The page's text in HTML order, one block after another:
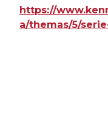
https://
a/themas/5/